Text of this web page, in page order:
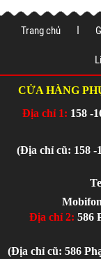
Trang chủ
CỬA HÀNG
Địa chỉ 1: 158 -
(Địa chỉ cũ: 158 -
Địa chỉ 2: 586
(Địa chỉ cũ: 586